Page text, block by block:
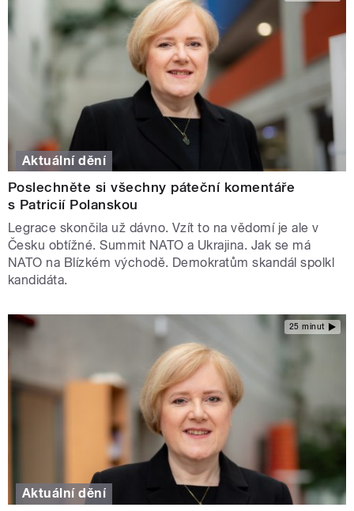
Aktuální dění
Poslechněte si všechny páteční komentáře
s Patricií Polanskou
Legrace skončila už dávno. Vzít to na vědomí je ale v
Česku obtížné. Summit NATO a Ukrajina. Jak se má
NATO na Blízkém východě. Demokratům skandál spolkl
kandidáta.
25 minut
Aktuální dění